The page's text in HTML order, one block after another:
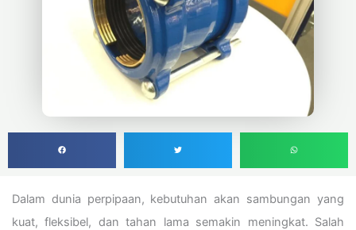
Dalam dunia perpipaan, kebutuhan akan sambungan yang
kuat, fleksibel, dan tahan lama semakin meningkat. Salah